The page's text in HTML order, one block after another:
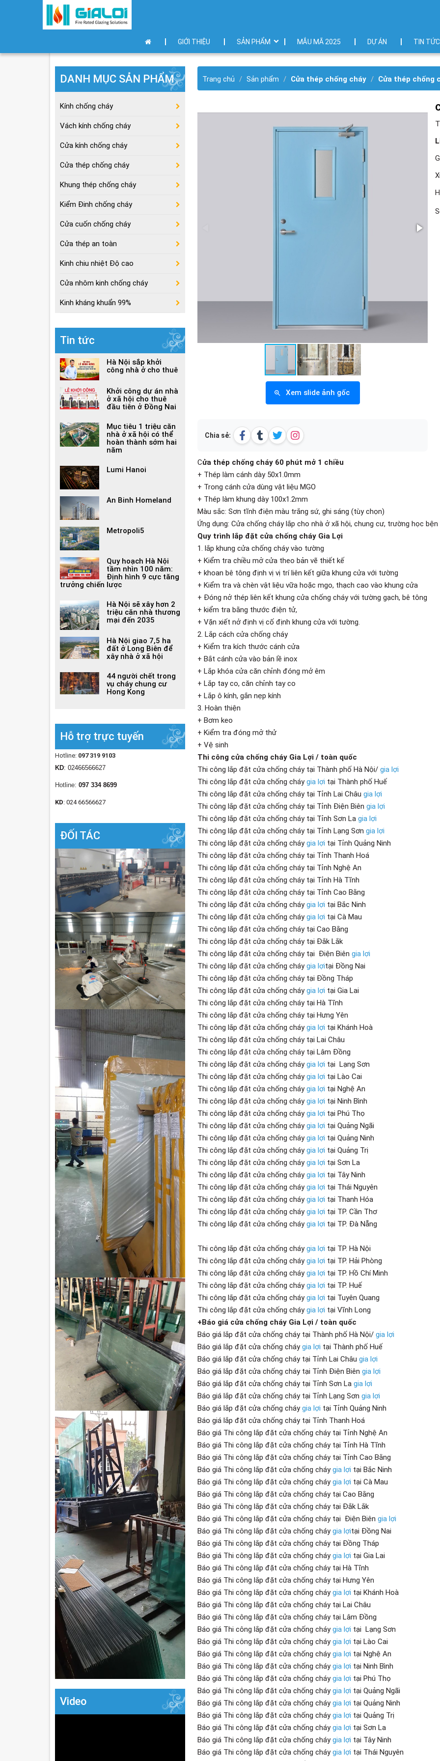
GIỚI THIỆU SẢN PHẨM MẮU MÃ 2025 DỰ ÁN TIN TỨC
Trang chủ Sản phẩm Cửa thép chống cháy Cửa thép chống
Xem slide ảnh gốc
Chia sẻ:
Cửa thép chống cháy 60 phút mở 1 chiều
+ Thép làm cánh dày 50x1.0mm
+ Trong cánh cửa dùng vật liệu MGO
+ Thép làm khung dày 100x1.2mm
Màu sắc: Sơn tĩnh điện màu trắng sứ, ghi sáng (tùy chọn)
Ứng dụng: Cửa chống cháy lắp cho nhà ở xã hội, chung cư, trường học bện
Quy trình lắp đặt cửa chống cháy Gia Lợi
1. lắp khung cửa chống cháy vào tường
+ Kiểm tra chiều mở cửa theo bản vẽ thiết kế
+ khoan bê tông định vị vị trí liên kết giữa khung cửa với tường
+ Kiểm tra và chèn vật liệu vữa hoặc mgo, thạch cao vào khung cửa
+ Đóng nở thép liên kết khung cửa chống cháy với tường gạch, bê tông
+ kiểm tra bằng thước điện tử,
+ Vặn xiết nở định vị cố định khung cửa với tường.
2. Lắp cách cửa chống cháy
+ Kiểm tra kích thước cánh cửa
+ Bắt cánh cửa vào bản lề inox
+ Lắp khóa cửa căn chỉnh đóng mở êm
+ Lắp tay co, căn chỉnh tay co
+ Lắp ô kính, gắn nẹp kính
3. Hoàn thiện
+ Bơm keo
+ Kiểm tra đóng mở thử
+ Vệ sinh
Thi công cửa chống cháy Gia Lợi / toàn quốc
Thi công lắp đặt cửa chống cháy tại Thành phố Hà Nội/ gia lợi
Thi công lắp đặt cửa chống cháygia lợi tại Thành phố Huế
Thi công lắp đặt cửa chống cháy tại Tỉnh Lai Châu gia lợi
Thi công lắp đặt cửa chống cháy tại Tỉnh Điện Biên gia lợi
Thi công lắp đặt cửa chống cháy tại Tỉnh Sơn La gia lợi
Thi công lắp đặt cửa chống cháy tại Tỉnh Lạng Sơn gia lợi
Thi công lắp đặt cửa chống cháygia lợi tại Tỉnh Quảng Ninh
Thi công lắp đặt cửa chống cháy tại Tỉnh Thanh Hoá
Thi công lắp đặt cửa chống cháy tại Tỉnh Nghệ An
Thi công lắp đặt cửa chống cháy tại Tỉnh Hà Tĩnh
Thi công lắp đặt cửa chống cháy tại Tỉnh Cao Bằng
Thi công lắp đặt cửa chống cháygia lợi tại Bắc Ninh
Thi công lắp đặt cửa chống cháygia lợi tại Cà Mau
Thi công lắp đặt cửa chống cháy tại Cao Bằng
Thi công lắp đặt cửa chống cháy tại Đắk Lắk
Thi công lắp đặt cửa chống cháy tại Điện Biên gia lợi
Thi công lắp đặt cửa chống cháygia lợitại Đồng Nai
Thi công lắp đặt cửa chống cháy tại Đồng Tháp
Thi công lắp đặt cửa chống cháygia lợi tại Gia Lai
Thi công lắp đặt cửa chống cháy tại Hà Tĩnh
Thi công lắp đặt cửa chống cháy tại Hưng Yên
Thi công lắp đặt cửa chống cháygia lợi tại Khánh Hoà
Thi công lắp đặt cửa chống cháy tại Lai Châu
Thi công lắp đặt cửa chống cháy tại Lâm Đồng
Thi công lắp đặt cửa chống cháygia lợi tại Lạng Sơn
Thi công lắp đặt cửa chống cháygia lợi tại Lào Cai
Thi công lắp đặt cửa chống cháygia lợi tại Nghệ An
Thi công lắp đặt cửa chống cháygia lợi tại Ninh Bình
Thi công lắp đặt cửa chống cháygia lợi tại Phú Thọ
Thi công lắp đặt cửa chống cháygia lợi tại Quảng Ngãi
Thi công lắp đặt cửa chống cháygia lợi tại Quảng Ninh
Thi công lắp đặt cửa chống cháygia lợi tại Quảng Trị
Thi công lắp đặt cửa chống cháygia lợi tại Sơn La
Thi công lắp đặt cửa chống cháygia lợi tại Tây Ninh
Thi công lắp đặt cửa chống cháygia lợi tại Thái Nguyên
Thi công lắp đặt cửa chống cháygia lợi tại Thanh Hóa
Thi công lắp đặt cửa chống cháygia lợi tại TP. Cần Thơ
Thi công lắp đặt cửa chống cháygia lợi tại TP. Đà Nẵng
Thi công lắp đặt cửa chống cháygia lợi tại TP. Hà Nội
Thi công lắp đặt cửa chống cháygia lợi tại TP. Hải Phòng
Thi công lắp đặt cửa chống cháygia lợi tại TP. Hồ Chí Minh
Thi công lắp đặt cửa chống cháygia lợi tại TP. Huế
Thi công lắp đặt cửa chống cháygia lợi tại Tuyên Quang
Thi công lắp đặt cửa chống cháygia lợi tại Vĩnh Long
+Báo giá cửa chống cháy Gia Lợi / toàn quốc
Báo giá lắp đặt cửa chống cháy tại Thành phố Hà Nội/ gia lợi
Báo giá lắp đặt cửa chống cháygia lợi tại Thành phố Huế
Báo giá lắp đặt cửa chống cháy tại Tỉnh Lai Châu gia lợi
Báo giá lắp đặt cửa chống cháy tại Tỉnh Điện Biên gia lợi
Báo giá lắp đặt cửa chống cháy tại Tỉnh Sơn La gia lợi
Báo giá lắp đặt cửa chống cháy tại Tỉnh Lạng Sơn gia lợi
Báo giá lắp đặt cửa chống cháygia lợi tại Tỉnh Quảng Ninh
Báo giá lắp đặt cửa chống cháy tại Tỉnh Thanh Hoá
Báo giá Thi công lắp đặt cửa chống cháy tại Tỉnh Nghệ An
Báo giá Thi công lắp đặt cửa chống cháy tại Tỉnh Hà Tĩnh
Báo giá Thi công lắp đặt cửa chống cháy tại Tỉnh Cao Bằng
Báo giá Thi công lắp đặt cửa chống cháygia lợi tại Bắc Ninh
Báo giá Thi công lắp đặt cửa chống cháygia lợi tại Cà Mau
Báo giá Thi công lắp đặt cửa chống cháy tại Cao Bằng
Báo giá Thi công lắp đặt cửa chống cháy tại Đắk Lắk
Báo giá Thi công lắp đặt cửa chống cháy tại Điện Biên gia lợi
Báo giá Thi công lắp đặt cửa chống cháygia lợitại Đồng Nai
Báo giá Thi công lắp đặt cửa chống cháy tại Đồng Tháp
Báo giá Thi công lắp đặt cửa chống cháygia lợi tại Gia Lai
Báo giá Thi công lắp đặt cửa chống cháy tại Hà Tĩnh
Báo giá Thi công lắp đặt cửa chống cháy tại Hưng Yên
Báo giá Thi công lắp đặt cửa chống cháygia lợi tại Khánh Hoà
Báo giá Thi công lắp đặt cửa chống cháy tại Lai Châu
Báo giá Thi công lắp đặt cửa chống cháy tại Lâm Đồng
Báo giá Thi công lắp đặt cửa chống cháygia lợi tại Lạng Sơn
Báo giá Thi công lắp đặt cửa chống cháygia lợi tại Lào Cai
Báo giá Thi công lắp đặt cửa chống cháygia lợi tại Nghệ An
Báo giá Thi công lắp đặt cửa chống cháygia lợi tại Ninh Bình
Báo giá Thi công lắp đặt cửa chống cháygia lợi tại Phú Thọ
Báo giá Thi công lắp đặt cửa chống cháygia lợi tại Quảng Ngãi
Báo giá Thi công lắp đặt cửa chống cháygia lợi tại Quảng Ninh
Báo giá Thi công lắp đặt cửa chống cháygia lợi tại Quảng Trị
Báo giá Thi công lắp đặt cửa chống cháygia lợi tại Sơn La
Báo giá Thi công lắp đặt cửa chống cháygia lợi tại Tây Ninh
Báo giá Thi công lắp đặt cửa chống cháygia lợi tại Thái Nguyên
DANH MỤC SẢN PHẨM
Kính chống cháy
Vách kính chống cháy
Cửa kính chống cháy
Cửa thép chống cháy
Khung thép chống cháy
Kiểm Đinh chống cháy
Cửa cuốn chống cháy
Cửa thép an toàn
Kinh chiu nhiệt Độ cao
Cửa nhôm kinh chống cháy
Kinh kháng khuẩn 99%
Tin tức
Hà Nội sắp khởi
công nhà ở cho thuê
Khởi công dự án nhà
ở xã hội cho thuê
đầu tiên ở Đồng Nai
Mục tiêu 1 triệu căn
nhà ở xã hội có thể
hoàn thành sớm hai
năm
Lumi Hanoi
An Binh Homeland
Metropoli5
Quy hoạch Hà Nội
tầm nhìn 100 năm:
Định hình 9 cực tăng
trưởng chiến lược
Hà Nội sẽ xây hơn 2
triệu căn nhà thương
mại đến 2035
Hà Nội giao 7,5 ha
đất ở Long Biên để
xây nhà ở xã hội
44 người chết trong
vụ cháy chung cư
Hong Kong
Hỗ trợ trực tuyến
Hotline: 097 319 9103
KD: 02466566627
Hotline: 097 334 8699
KD: 024 66566627
ĐỐI TÁC
Video